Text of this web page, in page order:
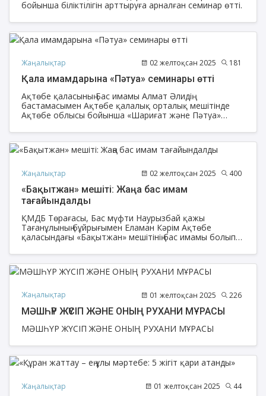
бойынша біліктілігін арттыруға арналған семинар өтті.
Жаңалықтар 02 желтоқсан 2025 181
Қала имамдарына «Пәтуа» семинары өтті
Ақтөбе қаласының Бас имамы Алмат Әлидің
бастамасымен Ақтөбе қалалық орталық мешітінде
Ақтөбе облысы бойынша «Шариғат және Пәтуа»
Ғасыр» мешітінің ұстазы Талғат Амановтың қатысуымен
қала имамдарына «Пәтуа» семинары өтті.
Жаңалықтар 02 желтоқсан 2025 400
«Бақытжан» мешіті: Жаңа бас имам
тағайындалды
ҚМДБ Төрағасы, Бас мүфти Наурызбай қажы
Тағанұлының бұйрығымен Еламан Кәрім Ақтөбе
қаласындағы «Бақытжан» мешітінің бас имамы болып
Жаңалықтар 01 желтоқсан 2025 226
МӘШҺҮР ЖҮСІП ЖӘНЕ ОНЫҢ РУХАНИ МҰРАСЫ
МӘШҺҮР ЖҮСІП ЖӘНЕ ОНЫҢ РУХАНИ МҰРАСЫ
Жаңалықтар 01 желтоқсан 2025 44